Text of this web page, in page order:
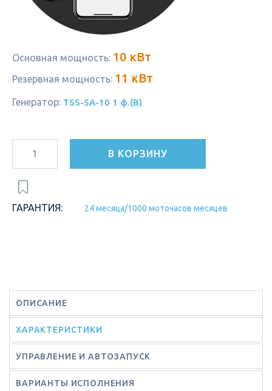
Основная мощность: 10 кВт
Резервная мощность: 11 кВт
Генератор: TSS-SA-10 1 ф.(B)
В КОРЗИНУ
ГАРАНТИЯ: 24 месяца/1000 моточасов месяцев
ОПИСАНИЕ
ХАРАКТЕРИСТИКИ
УПРАВЛЕНИЕ И АВТОЗАПУСК
ВАРИАНТЫ ИСПОЛНЕНИЯ